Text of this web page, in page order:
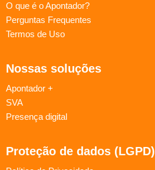
O que é o Apontador?
Perguntas Frequentes
Termos de Uso
Nossas soluções
Apontador +
SVA
Presença digital
Proteção de dados (LGPD)